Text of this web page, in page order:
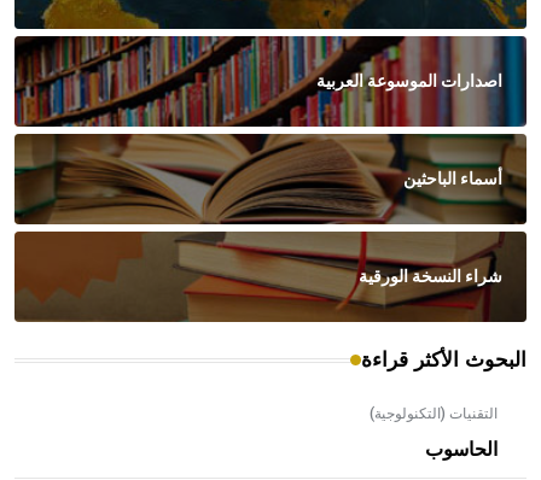
اصدارات الموسوعة العربية
أسماء الباحثين
شراء النسخة الورقية
البحوث الأكثر قراءة
التقنيات (التكنولوجية)
الحاسوب